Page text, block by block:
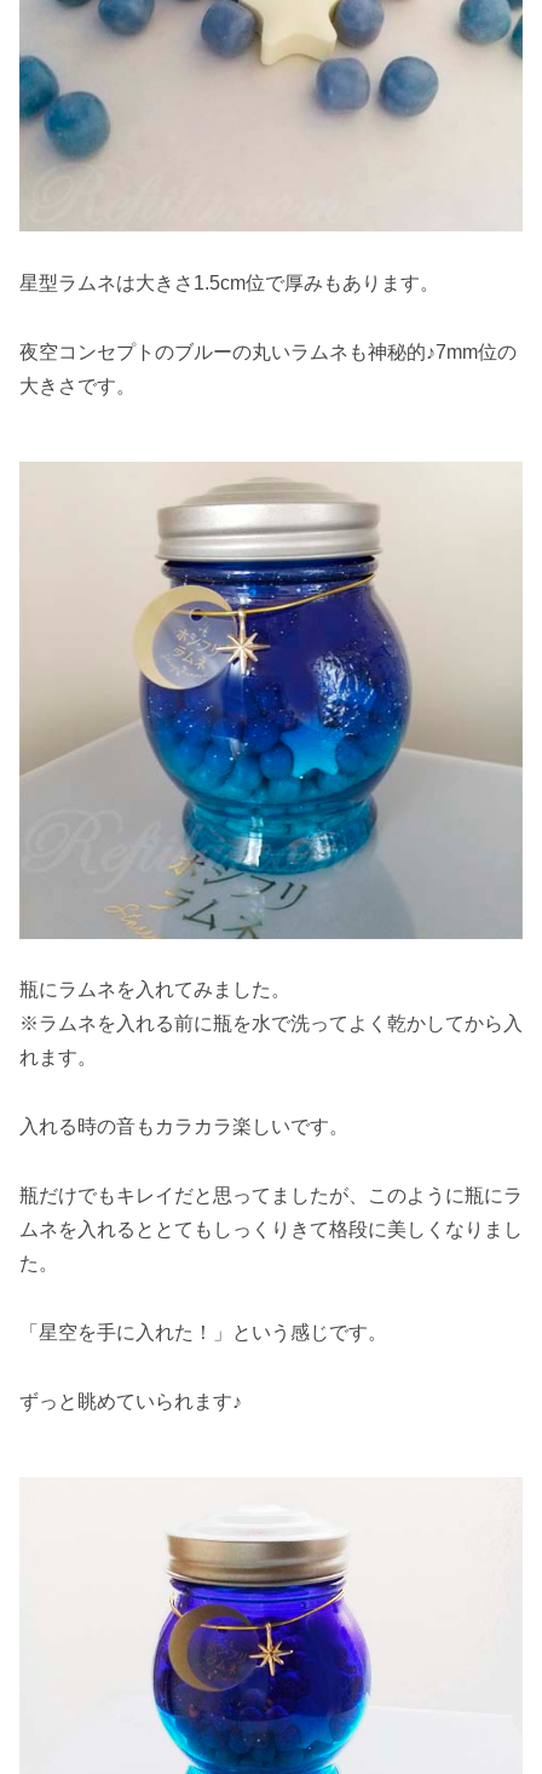
星型ラムネは大きさ1.5cm位で厚みもあります。
夜空コンセプトのブルーの丸いラムネも神秘的♪7mm位の
大きさです。
瓶にラムネを入れてみました。
※ラムネを入れる前に瓶を水で洗ってよく乾かしてから入
れます。
入れる時の音もカラカラ楽しいです。
瓶だけでもキレイだと思ってましたが、このように瓶にラ
ムネを入れるととてもしっくりきて格段に美しくなりまし
た。
「星空を手に入れた！」という感じです。
ずっと眺めていられます♪